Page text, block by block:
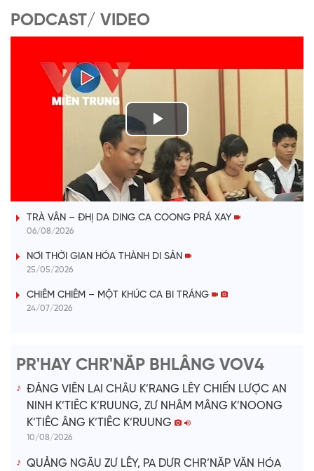
PODCAST/ VIDEO
P
l
a
V
i
e
o
VÀI PHÚT DÀNH CHO QUẢNG BÁ
TRÀ VÂN – ĐHỊ DA DING CA COONG PRÁ XAY
06/08/2026
NƠI THỜI GIAN HÓA THÀNH DI SẢN
25/05/2026
CHIÊM CHIÊM – MỘT KHÚC CA BI TRÁNG
24/07/2026
PR'HAY CHR'NĂP BHLÂNG VOV4
ĐẢNG VIÊN LAI CHÂU K’RANG LÊY CHIẾN LƯỢC AN
NINH K’TIÊC K’RUUNG, ZƯ NHÂM MÂNG K’NOONG
K’TIÊC ÂNG K’TIÊC K’RUUNG
10/08/2026
QUẢNG NGÃU ZƯ LÊY, PA DƯR CHR’NĂP VĂN HÓA